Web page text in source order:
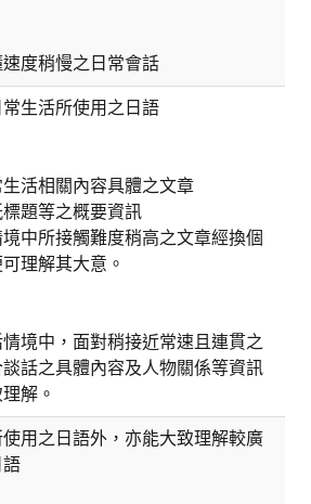
速度稍慢之日常會話
生活所使用之日語
生活相關內容具體之文章
標題等之概要資訊
境中所接觸難度稍高之文章經換個
理解其大意。
情境中，面對稍接近常速且連貫之
話之具體內容及人物關係等資訊
解。
用之日語外，亦能大致理解較廣